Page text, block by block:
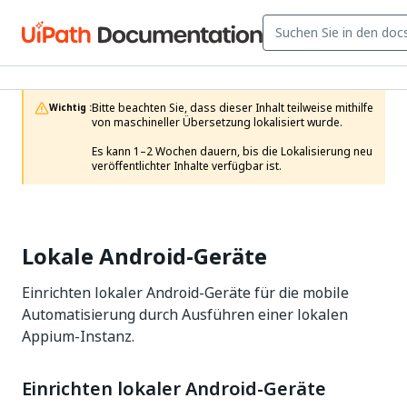
Wichtig :Bitte beachten Sie, dass dieser Inhalt teilweise mithilfe
von maschineller Übersetzung lokalisiert wurde.
Es kann 1–2 Wochen dauern, bis die Lokalisierung neu
veröffentlichter Inhalte verfügbar ist.
Lokale Android-Geräte
Einrichten lokaler Android-Geräte für die mobile
Automatisierung durch Ausführen einer lokalen
Appium-Instanz.
Einrichten lokaler Android-Geräte